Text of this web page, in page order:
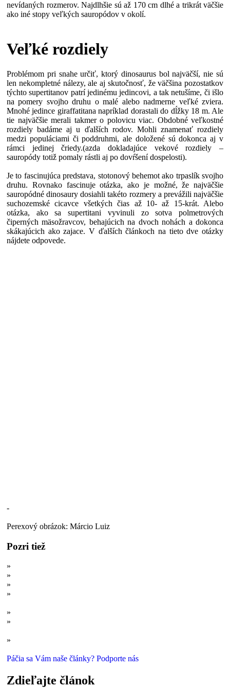
nevídaných rozmerov. Najdlhšie sú až 170 cm dlhé a trikrát väčšie
ako iné stopy veľkých sauropódov v okolí.
Veľké rozdiely
Problémom pri snahe určiť, ktorý dinosaurus bol najväčší, nie sú
len nekompletné nálezy, ale aj skutočnosť, že väčšina pozostatkov
týchto supertitanov patrí jedinému jedincovi, a tak netušíme, či išlo
na pomery svojho druhu o malé alebo nadmerne veľké zviera.
Mnohé jedince giraffatitana napríklad dorastali do dĺžky 18 m. Ale
tie najväčšie merali takmer o polovicu viac. Obdobné veľkostné
rozdiely badáme aj u ďalších rodov. Mohli znamenať rozdiely
medzi populáciami či poddruhmi, ale doložené sú dokonca aj v
rámci jedinej čriedy.(azda dokladajúce vekové rozdiely –
sauropódy totiž pomaly rástli aj po dovŕšení dospelosti).
Je to fascinujúca predstava, stotonový behemot ako trpaslík svojho
druhu. Rovnako fascinuje otázka, ako je možné, že najväčšie
sauropódné dinosaury dosiahli takéto rozmery a prevážili najväčšie
suchozemské cicavce všetkých čias až 10- až 15-krát. Alebo
otázka, ako sa supertitani vyvinuli zo sotva polmetrových
čiperných mäsožravcov, behajúcich na dvoch nohách a dokonca
skákajúcich ako zajace. V ďalších článkoch na tieto dve otázky
nájdete odpovede.
-
Perexový obrázok: Márcio Luiz
Pozri tiež
»
»
»
»
»
»
»
Páčia sa Vám naše články? Podporte nás
Zdieľajte článok